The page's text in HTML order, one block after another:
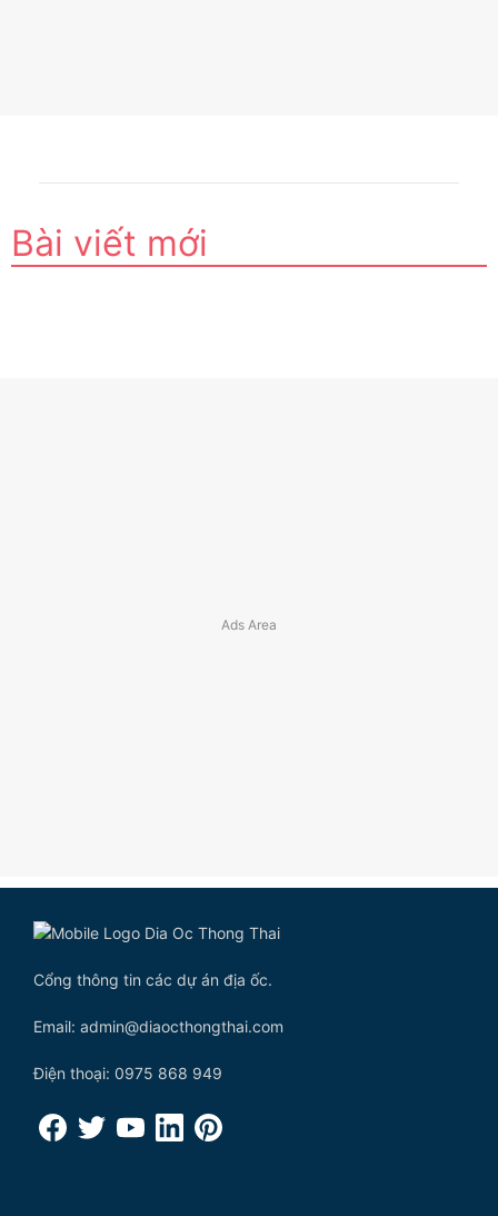
Bài viết mới
Cổng thông tin các dự án địa ốc.
Email: admin@diaocthongthai.com
Điện thoại: 0975 868 949